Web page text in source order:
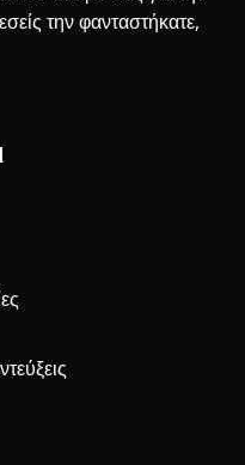
την φανταστήκατε,